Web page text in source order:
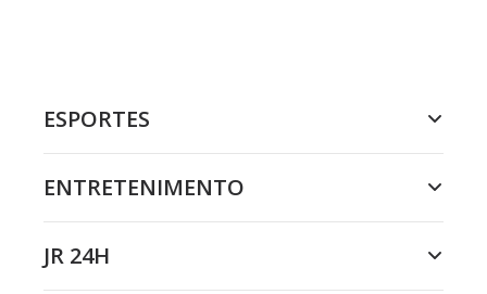
ESPORTES
ENTRETENIMENTO
JR 24H